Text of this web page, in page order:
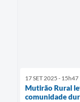
17 SET 2025 - 15h47
Mutirão Rural
comunidade